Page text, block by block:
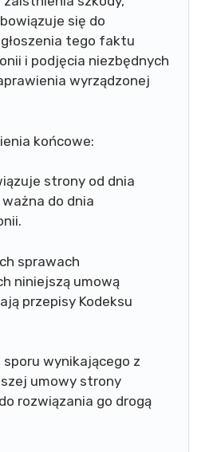
się do
tego faktu
i podjęcia niezbędnych
wyrządzonej
końcowe:
strony od dnia
do dnia
sprawach
niniejszą umową
przepisy Kodeksu
sporu wynikającego z
umowy strony
rozwiązania go drogą